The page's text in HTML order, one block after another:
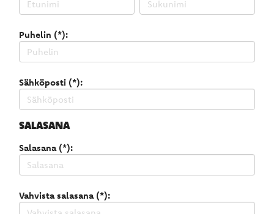
Puhelin (*):
Sähköposti (*):
SALASANA
Salasana (*):
Vahvista salasana (*):